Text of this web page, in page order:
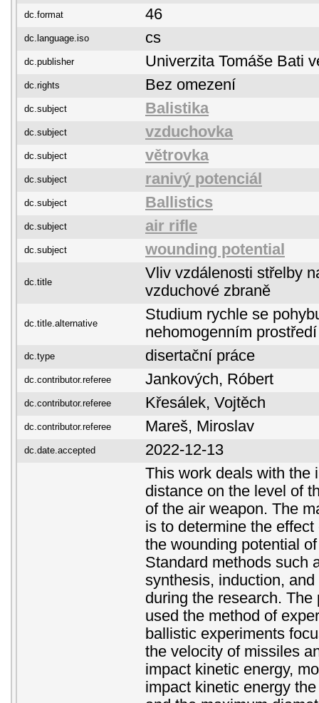
dc.format 46
dc.language.iso cs
dc.publisher Univerzita Tomáše Bati
dc.rights Bez omezení
dc.subject Balistika
dc.subject vzduchovka
dc.subject větrovka
dc.subject ranivý potenciál
dc.subject Ballistics
dc.subject air rifle
dc.subject wounding potential
dc.title
Vliv vzdálenosti střelby
vzduchové zbraně
dc.title.alternative
Studium rychle se
nehomogenním prostředí
dc.type disertační práce
dc.contributor.referee Jankových, Róbert
dc.contributor.referee Křesálek, Vojtěch
dc.contributor.referee Mareš, Miroslav
dc.date.accepted
2022-12-13
This work deals with the
distance on the level of
of the air weapon. The
is to determine the
the wounding potential
Standard methods such
synthesis, induction,
during the research.
used the method of
ballistic experiments
the velocity of missiles
impact kinetic energy,
impact kinetic energy